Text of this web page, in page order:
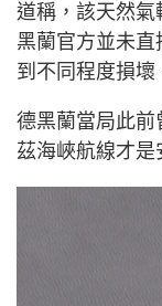
道稱，該天然
黑蘭官方並未
到不同程度損壞
德黑蘭當局此
茲海峽航線才是